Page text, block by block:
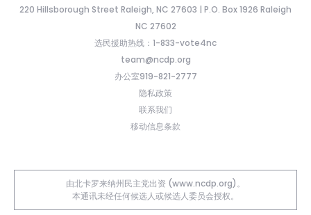
220 Hillsborough Street Raleigh, NC 27603 | P.O. Box 1926 Raleigh
NC 27602
选民援助热线：1-833-vote4nc
team@ncdp.org
办公室919-821-2777
隐私政策
联系我们
移动信息条款
由北卡罗来纳州民主党出资 (www.ncdp.org)。
本通讯未经任何候选人或候选人委员会授权。